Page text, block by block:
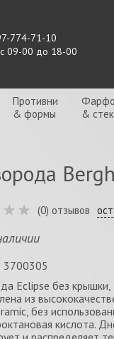
774-71-10
с 09-00 до 18-00
Противни
& формы
&
(0) отзывов
3700305
Eclipse без
из
без
кислота.